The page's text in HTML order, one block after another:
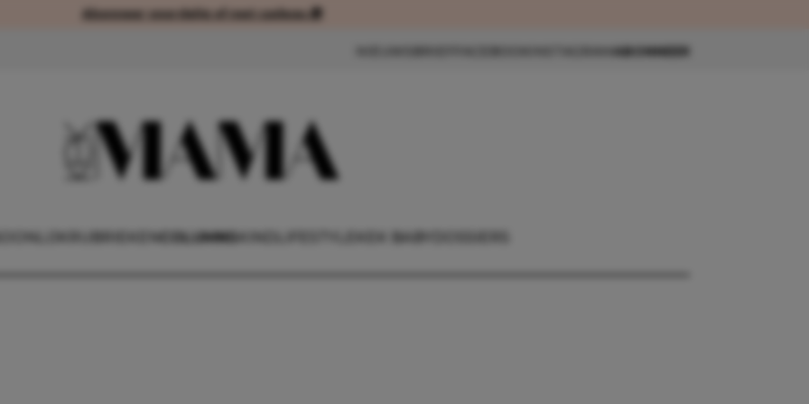
Abonneer voordelig of met cadeau 🎁Abonneer voordelig of met cadeau 🎁
ABONNEER
COLUMNS